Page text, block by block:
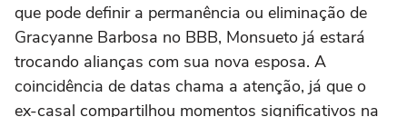
que pode definir a permanência ou eliminação de
Gracyanne Barbosa no BBB, Monsueto já estará
trocando alianças com sua nova esposa. A
coincidência de datas chama a atenção, já que o
ex-casal compartilhou momentos significativos na